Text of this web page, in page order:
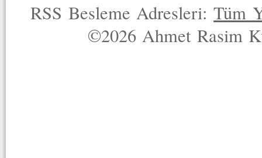
RSS Besleme Adresleri:Tüm
©2026 Ahmet Rasim